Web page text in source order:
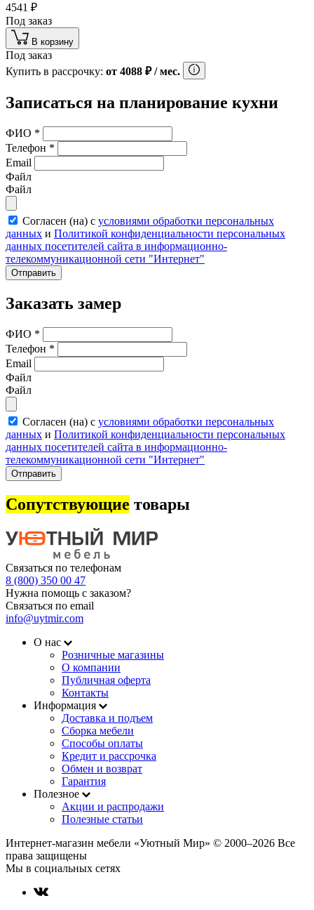
4541 ₽
Под заказ
В корзину
Под заказ
Купить в рассрочку: от 4088 ₽/ мес.
Записаться на планирование кухни
ФИО *
Телефон *
Email
Файл
Файл
Согласен (на) с условиями обработки персональных
данных и Политикой конфиденциальности персональных
данных посетителей сайта в информационно-
телекоммуникационной сети "Интернет"
Отправить
Заказать замер
ФИО *
Телефон *
Email
Файл
Файл
Согласен (на) с условиями обработки персональных
данных и Политикой конфиденциальности персональных
данных посетителей сайта в информационно-
телекоммуникационной сети "Интернет"
Отправить
Сопутствующие товары
Связаться по телефонам
8 (800) 350 00 47
Нужна помощь с заказом?
Связаться по email
info@uytmir.com
О нас
Розничные магазины
О компании
Публичная оферта
Контакты
Информация
Доставка и подъем
Сборка мебели
Способы оплаты
Кредит и рассрочка
Обмен и возврат
Гарантия
Полезное
Акции и распродажи
Полезные статьи
Интернет-магазин мебели «Уютный Мир» © 2000‒2026 Все
права защищены
Мы в социальных сетях